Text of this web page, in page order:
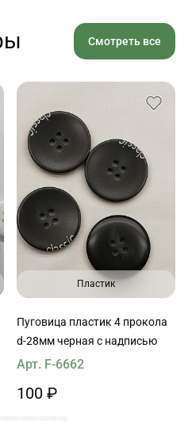
Смотреть все
Пластик
Пуговица пластик 4 прокола
d-28мм черная с надписью
Арт. F-6662
100 ₽